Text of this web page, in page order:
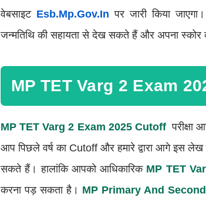
वेबसाइट Esb.mp.gov.in पर जारी किया
जन्मतिथि की सहायता से देख सकते हैं और अपना स्कोर
MP TET Varg 2 Exam
MP TET Varg 2 Exam 2025 Cutoffपरीक्षा
आप पिछले वर्ष का Cutoff और हमारे द्वारा आगे इस
सकते हैं। हालांकि आपको आधिकारिक MP TET
करना पड़ सकता है। MP Primary And